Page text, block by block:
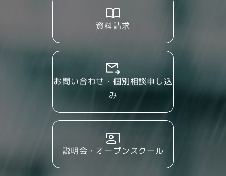
資料請求
お問い合わせ・個別相談申し込
み
説明会・オープンスクール